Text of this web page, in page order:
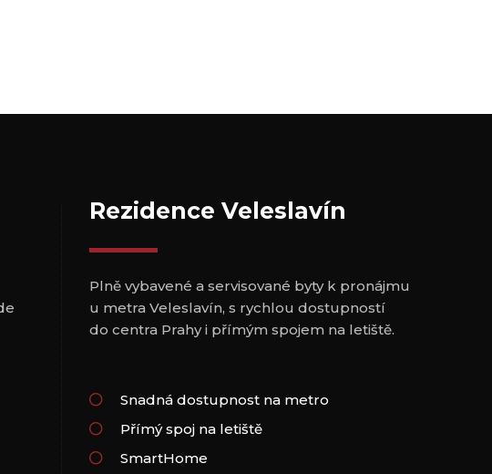
Rezidence Veleslavín
Plně vybavené a servisované byty k pronájmu
u metra Veleslavín, s rychlou dostupností
do centra Prahy i přímým spojem na letiště.
Snadná dostupnost na metro
Přímý spoj na letiště
SmartHome